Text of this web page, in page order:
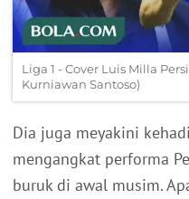
Liga 1 - Cover Luis Milla
Kurniawan Santoso)
Dia juga meyakini
mengangkat performa
buruk di awal musim.